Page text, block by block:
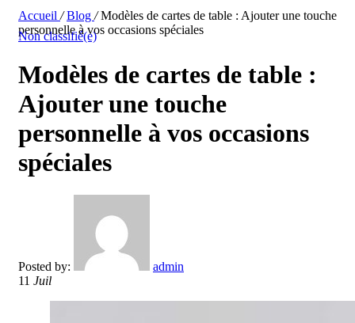
Accueil /Blog /Modèles de cartes de table : Ajouter une touche
personnelle à vos occasions spéciales
Non classifié(e)
Modèles de cartes de table :
Ajouter une touche
personnelle à vos occasions
spéciales
Posted by:
admin
11 Juil